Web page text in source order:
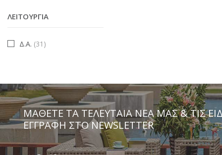
ΛΕΙΤΟΥΡΓΊΑ
Δ.Α. (31)
ΜΆΘΕΤΕ ΤΑ ΤΕΛΕΥΤΑΊΑ ΝΈΑ ΜΑΣ & ΤΙΣ
ΕΓΓΡΑΦΗ ΣΤΟ NEWSLETTER